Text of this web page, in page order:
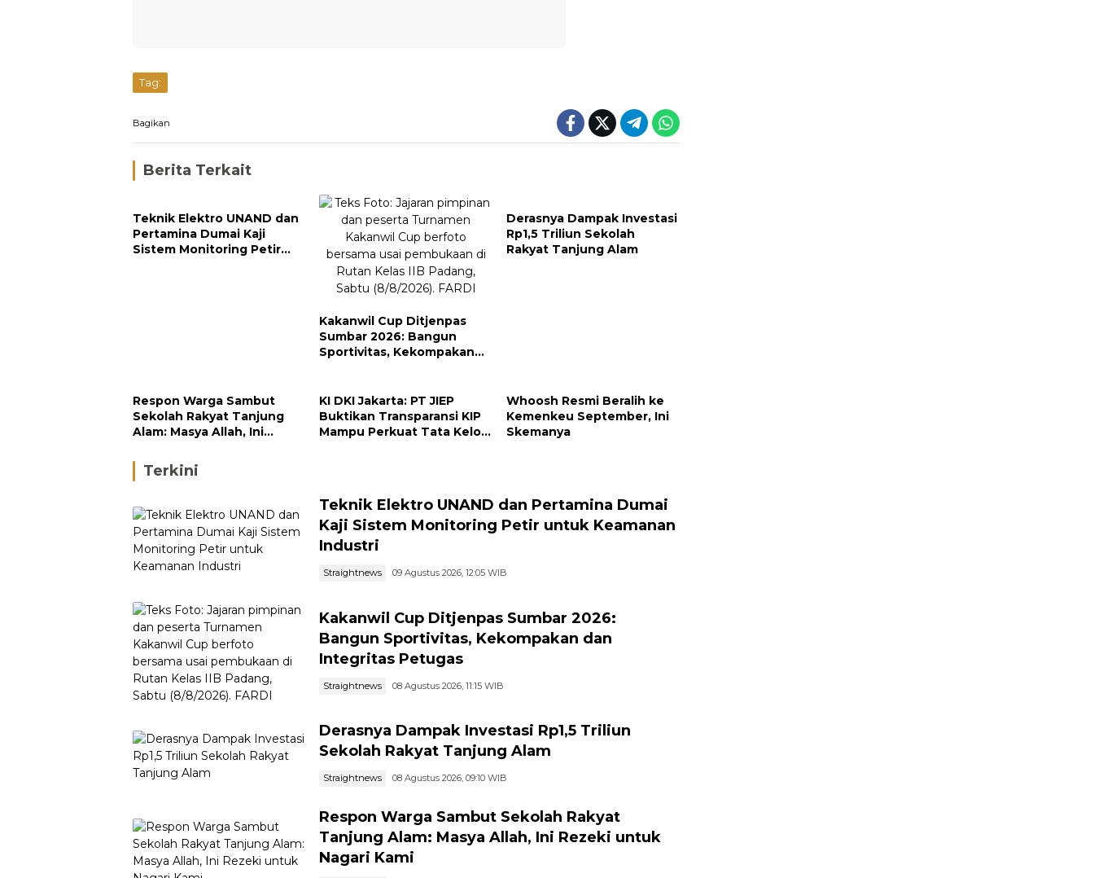
Tag:
Bagikan
Berita Terkait
Teknik Elektro UNAND dan
Pertamina Dumai Kaji
Sistem Monitoring Petir
Kakanwil Cup Ditjenpas
Sumbar 2026: Bangun
Sportivitas, Kekompakan
Derasnya Dampak Investasi
Rp1,5 Triliun Sekolah
Rakyat Tanjung Alam
Respon Warga Sambut
Sekolah Rakyat Tanjung
Alam: Masya Allah, Ini
KI DKI Jakarta: PT JIEP
Buktikan Transparansi KIP
Mampu Perkuat Tata Kelola
Whoosh Resmi Beralih ke
Kemenkeu September, Ini
Skemanya
Terkini
Teknik Elektro UNAND dan Pertamina Dumai
Kaji Sistem Monitoring Petir untuk Keamanan
Industri
Straightnews 09 Agustus 2026, 12:05 WIB
Kakanwil Cup Ditjenpas Sumbar 2026:
Bangun Sportivitas, Kekompakan dan
Integritas Petugas
Straightnews 08 Agustus 2026, 11:15 WIB
Derasnya Dampak Investasi Rp1,5 Triliun
Sekolah Rakyat Tanjung Alam
Straightnews 08 Agustus 2026, 09:10 WIB
Respon Warga Sambut Sekolah Rakyat
Tanjung Alam: Masya Allah, Ini Rezeki untuk
Nagari Kami